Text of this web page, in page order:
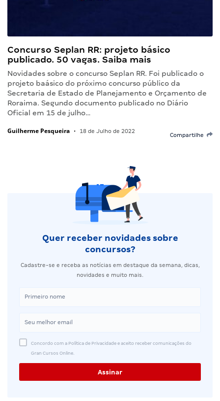
Concurso Seplan RR: projeto básico
publicado. 50 vagas. Saiba mais
Novidades sobre o concurso Seplan RR. Foi publicado o
projeto baásico do próximo concurso público da
Secretaria de Estado de Planejamento e Orçamento de
Roraima. Segundo documento publicado no Diário
Oficial em 15 de julho…
Guilherme Pesqueira • 18 de Julho de 2022
Compartilhe
Quer receber novidades sobre
concursos?
Cadastre-se e receba as notícias em destaque da semana, dicas,
novidades e muito mais.
Concordo com a Política de Privacidade e aceito receber comunicações do
Gran Cursos Online.